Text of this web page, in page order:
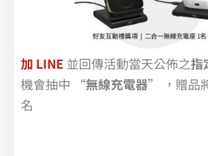
加 LINE 並回傳活動當天公佈之指
機會抽中 “無線充電器” ，贈品
名